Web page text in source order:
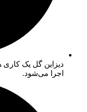
دیزاین گل یک
اجرا می‌شود.